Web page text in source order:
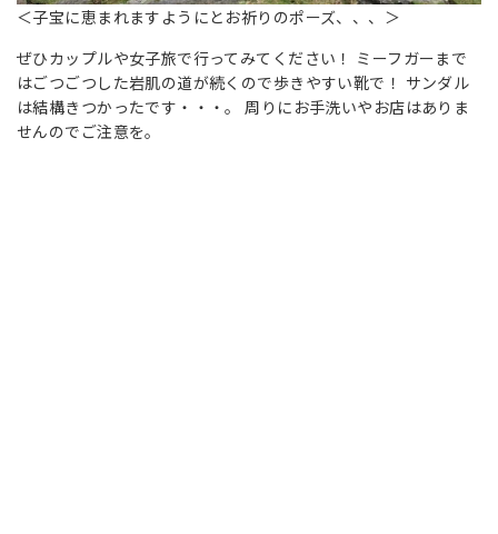
＜子宝に恵まれますようにとお祈りのポーズ、、、＞
ぜひカップルや女子旅で行ってみてください！ ミーフガーまで
はごつごつした岩肌の道が続くので歩きやすい靴で！ サンダル
は結構きつかったです・・・。 周りにお手洗いやお店はありま
せんのでご注意を。